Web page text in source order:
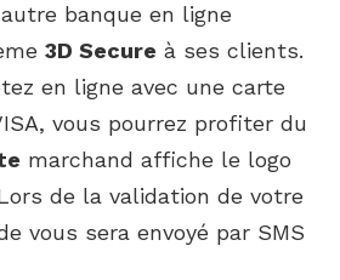
banque en ligne
3D Secure à ses clients.
en ligne avec une carte
vous pourrez profiter du
marchand affiche le logo
de la validation de votre
vous sera envoyé par SMS